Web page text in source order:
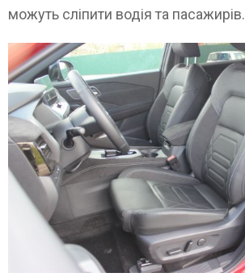
можуть сліпити водія та пасажирів.